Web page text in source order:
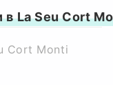
La Seu Cort
Cort Monti